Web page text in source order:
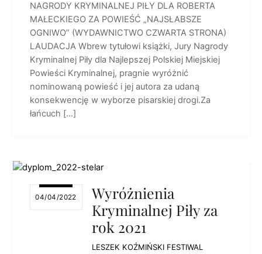
NAGRODY KRYMINALNEJ PIŁY DLA ROBERTA
MAŁECKIEGO ZA POWIEŚĆ „NAJSŁABSZE
OGNIWO” (WYDAWNICTWO CZWARTA STRONA)
LAUDACJA Wbrew tytułowi książki, Jury Nagrody
Kryminalnej Piły dla Najlepszej Polskiej Miejskiej
Powieści Kryminalnej, pragnie wyróżnić
nominowaną powieść i jej autora za udaną
konsekwencję w wyborze pisarskiej drogi.Za
łańcuch […]
04/04/2022
Wyróżnienia
Kryminalnej Piły za
rok 2021
LESZEK KOŹMIŃSKI FESTIWAL